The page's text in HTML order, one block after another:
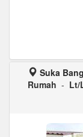
Suka
Rumah - Lt/